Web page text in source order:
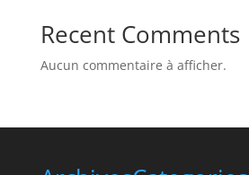
Recent Comments
Aucun commentaire à afficher.